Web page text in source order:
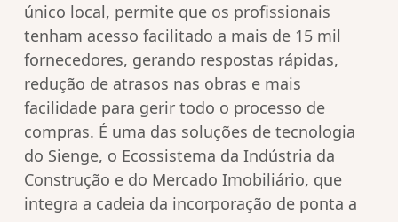
único local, permite que os profissionais
tenham acesso facilitado a mais de 15 mil
fornecedores, gerando respostas rápidas,
redução de atrasos nas obras e mais
facilidade para gerir todo o processo de
compras. É uma das soluções de tecnologia
do Sienge, o Ecossistema da Indústria da
Construção e do Mercado Imobiliário, que
integra a cadeia da incorporação de ponta a